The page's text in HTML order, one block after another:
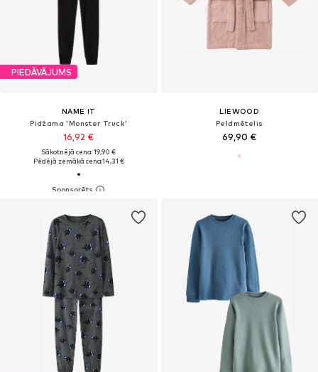
PIEDĀVĀJUMS
NAME IT
Pidžama 'Monster Truck'
16,92 €
Sākotnējā cena: 19,90 €
Pēdējā zemākā cena:14,31 €
LIEWOOD
Peldmētelis
69,90 €